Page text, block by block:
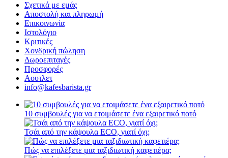
Σχετικά με εμάς
Αποστολή και πληρωμή
Επικοινωνία
Ιστολόγιο
Κριτικές
Χονδρική πώληση
Δωροεπιταγές
Προσφορές
Αουτλετ
info@kafesbarista.gr
10 συμβουλές για να ετοιμάσετε ένα εξαιρετικό ποτό
Τσάι από την κάψουλα ECO, γιατί όχι;
Πώς να επιλέξετε μια ταξιδιωτική καφετιέρα;